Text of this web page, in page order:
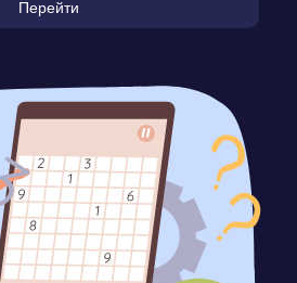
Перейти